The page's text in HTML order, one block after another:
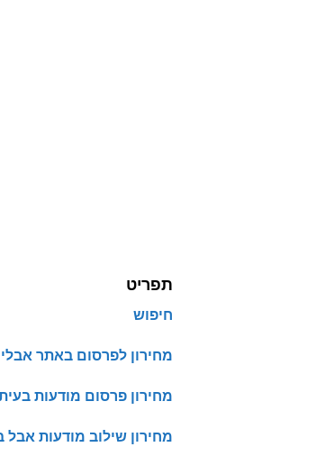
תפריט
חיפוש
מחירון לפרסום באתר
מחירון פרסום מודעות
מחירון שילוב מודעות אבל